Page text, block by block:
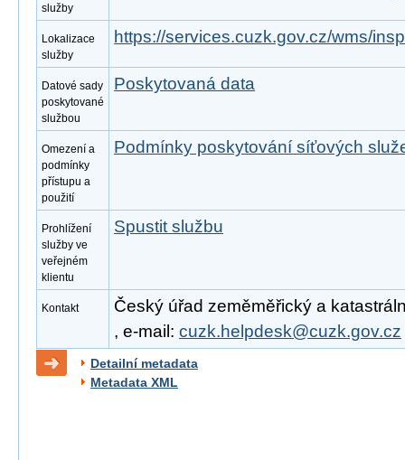
služby
Lokalizace
služby
https://services.cuzk.gov.cz/wms/
Datové sady
poskytované
službou
Poskytovaná data
Omezení a
podmínky
přístupu a
použití
Podmínky poskytování síťových
Prohlížení
služby ve
veřejném
klientu
Spustit službu
Kontakt
Český úřad zeměměřický a
, e-mail: cuzk.helpdesk@cuzk.gov.cz
Detailní metadata
Metadata XML